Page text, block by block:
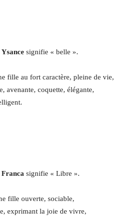
Ysance signifie « belle ».
fille au fort caractère, pleine de vie,
avenante, coquette, élégante,
Franca signifie « Libre ».
fille ouverte, sociable,
exprimant la joie de vivre,